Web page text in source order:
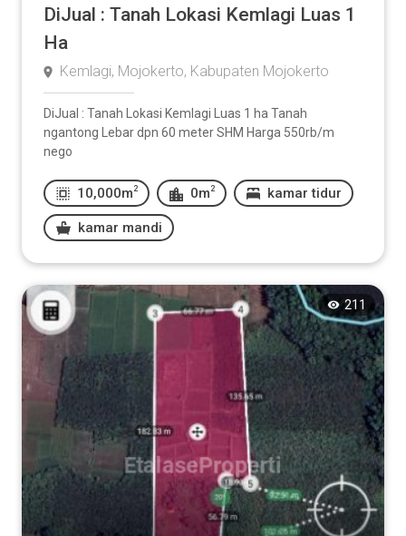
DiJual : Tanah Lokasi Kemlagi Luas 1
Ha
Kemlagi, Mojokerto, Kabupaten Mojokerto
DiJual : Tanah Lokasi Kemlagi Luas 1 ha Tanah
ngantong Lebar dpn 60 meter SHM Harga 550rb/m
nego
10,000m 2 0m 2 kamar tidur
kamar mandi
211